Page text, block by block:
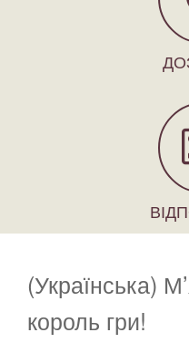
(Українська)
король гри!